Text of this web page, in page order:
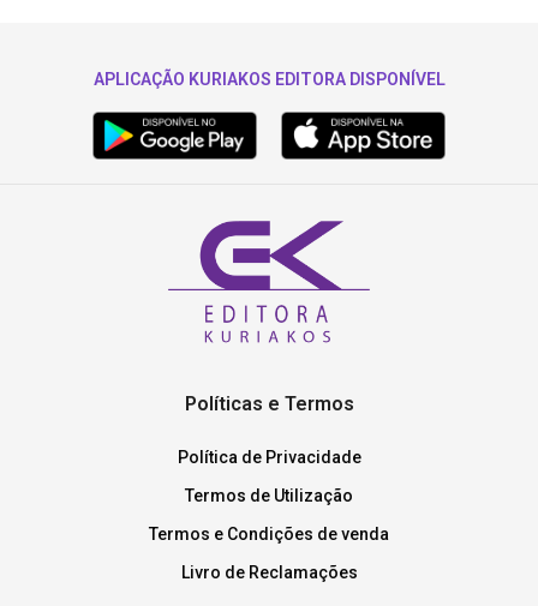
APLICAÇÃO KURIAKOS EDITORA DISPONÍVEL
Políticas e Termos
Política de Privacidade
Termos de Utilização
Termos e Condições de venda
Livro de Reclamações